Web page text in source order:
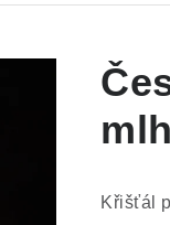
Křišťál